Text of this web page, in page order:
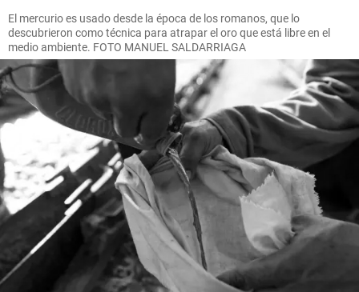
El mercurio es usado desde la época de los romanos, que lo
descubrieron como técnica para atrapar el oro que está libre en el
medio ambiente. FOTO MANUEL SALDARRIAGA